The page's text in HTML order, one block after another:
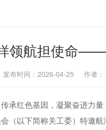
领航担使命
发布时间：2026-04-25 作者：
承红色基因，凝聚奋进力
（以下简称关工委）特邀